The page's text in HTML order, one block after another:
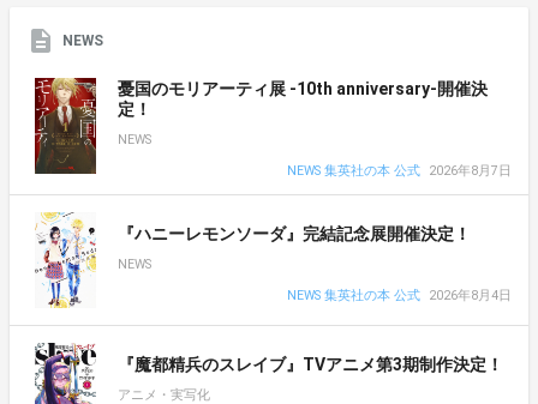
NEWS
憂国のモリアーティ展 -10th anniversary-開催決
定！
NEWS
NEWS 集英社の本 公式
2026年8月7日
『ハニーレモンソーダ』完結記念展開催決定！
NEWS
NEWS 集英社の本 公式
2026年8月4日
『魔都精兵のスレイブ』TVアニメ第3期制作決定！
アニメ・実写化